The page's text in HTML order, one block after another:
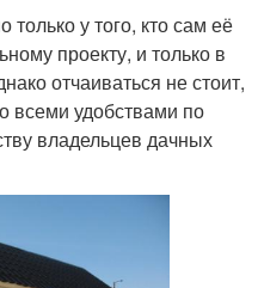
у того, кто сам её
проекту, и только в
отчаиваться не стоит,
всеми удобствами по
владельцев дачных